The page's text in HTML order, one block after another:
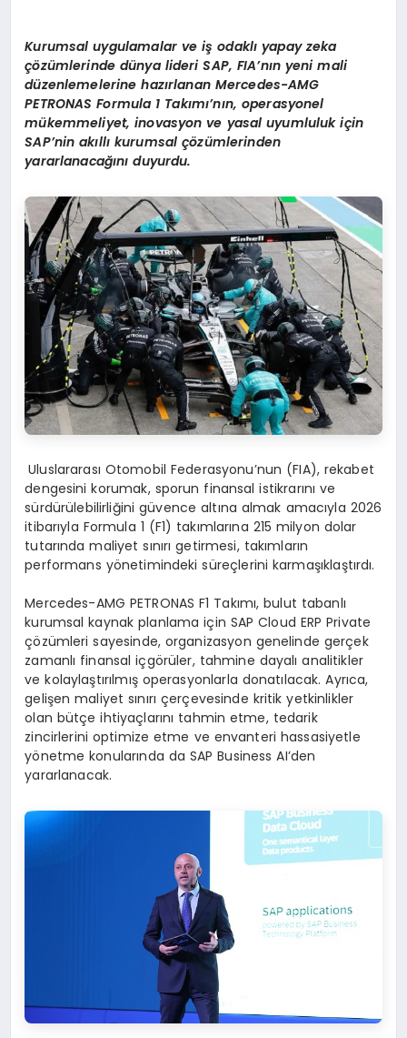
Kurumsal uygulamalar ve işodaklıyapay zeka
çözümlerinde dünya lideri SAP, FIA’nın yeni mali
düzenlemelerine hazırlanan Mercedes-AMG
PETRONAS Formula 1 Takımı’nın, operasyonel
mükemmeliyet, inovasyon ve yasal uyumluluk için
SAP’nin akıllı kurumsalçözümlerinden
yararlanacağınıduyurdu.
Uluslararası Otomobil Federasyonu’nun (FIA), rekabet
dengesini korumak, sporun finansal istikrarını ve
sürdürülebilirliğini güvence altına almak amacıyla 2026
itibarıyla Formula 1 (F1) takımlarına 215 milyon dolar
tutarında maliyet sınırı getirmesi, takımların
performans yönetimindeki süreçlerini karmaşıklaştırdı.
Mercedes-AMG PETRONAS F1 Takımı, bulut tabanlı
kurumsal kaynak planlama için SAP Cloud ERP Private
çözümleri sayesinde, organizasyon genelinde gerçek
zamanlı finansal içgörüler, tahmine dayalı analitikler
ve kolaylaştırılmış operasyonlarla donatılacak. Ayrıca,
gelişen maliyet sınırı çerçevesinde kritik yetkinlikler
olan bütçe ihtiyaçlarını tahmin etme, tedarik
zincirlerini optimize etme ve envanteri hassasiyetle
yönetme konularında da SAP Business AI’den
yararlanacak.